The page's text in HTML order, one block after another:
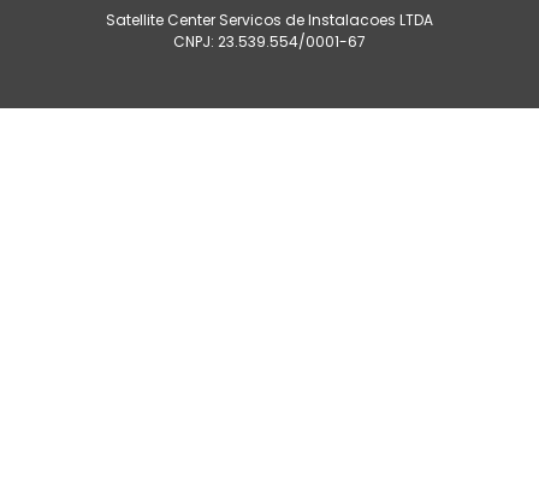
Satellite Center Servicos de Instalacoes LTDA
CNPJ: 23.539.554/0001-67